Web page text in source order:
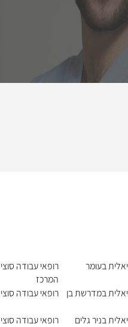
בעומר
במדרשת בן
בניר גלים
רופאי עבודה
המרכז
רופאי עבודה
רופאי עבודה